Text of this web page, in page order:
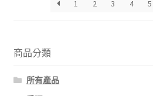
1 2 3 4 5
商品分類
所有產品